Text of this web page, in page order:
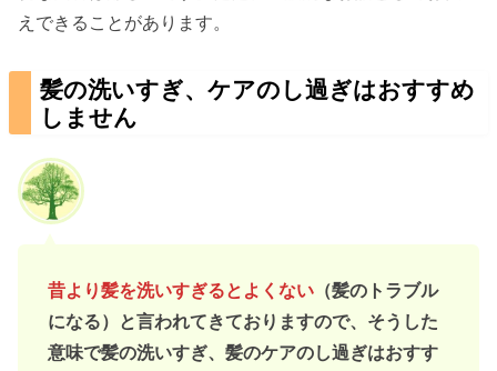
えできることがあります。
髪の洗いすぎ、ケアのし過ぎはおすすめ
しません
昔より髪を洗いすぎるとよくない （髪のトラブル
になる）と言われてきておりますので、そうした
意味で髪の洗いすぎ、髪のケアのし過ぎはおすす